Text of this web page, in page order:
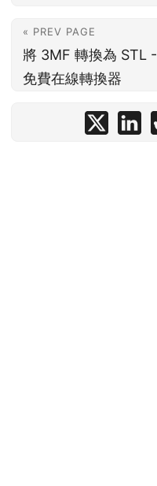
« PREV PAGE
將 3MF 轉換為 STL -
免費在線轉換器